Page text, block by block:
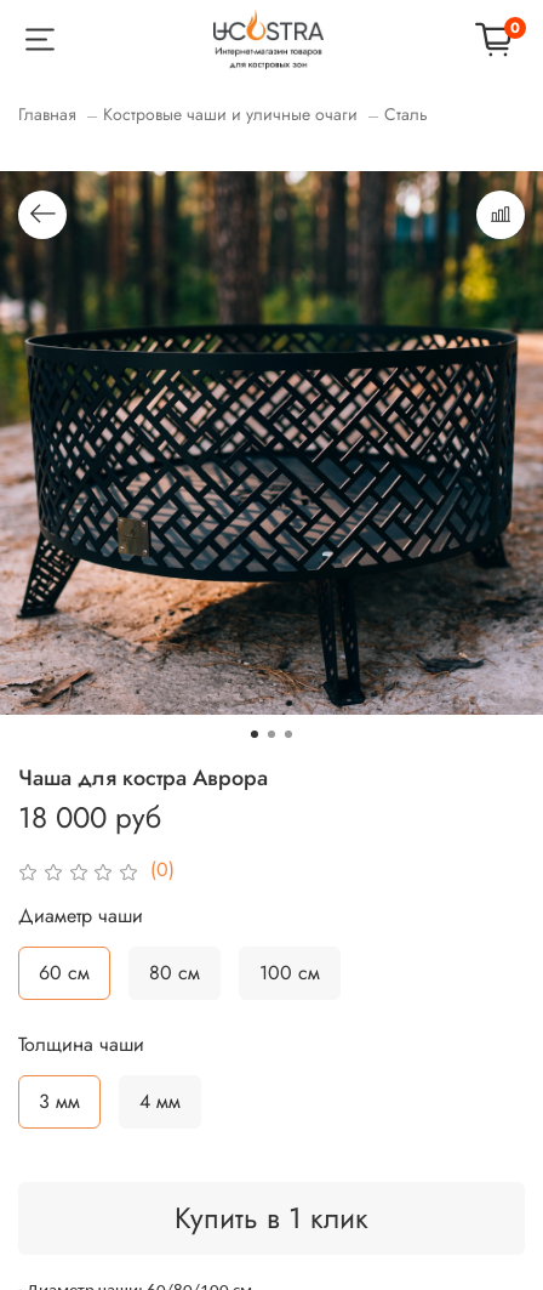
0
Главная Костровые чаши и уличные очаги Сталь
(0)
Чаша для костра Аврора
18 000 руб
Купить в 1 клик
Диаметр чаши
60 см 80 см 100 см
Толщина чаши
3 мм 4 мм